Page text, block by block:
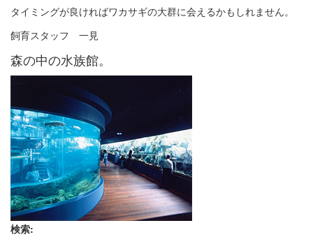
タイミングが良ければワカサギの大群に会えるかもしれません。
飼育スタッフ 一見
森の中の水族館。
検索: